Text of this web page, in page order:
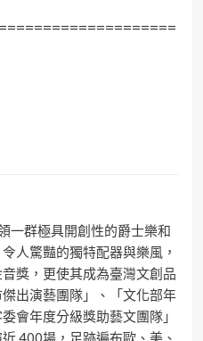
一群極具開創性的爵士樂和
人驚豔的獨特配器與樂風，
獎，更使其成為臺灣文創品
出演藝團隊」、「文化部年
會年度分級獎助藝文團隊」
400場，足跡遍布歐、美、